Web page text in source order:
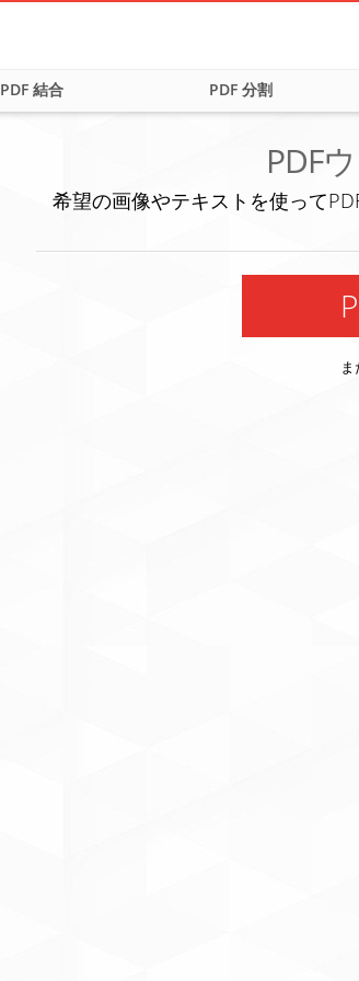
PDF 結合 PDF 分割
PDF
希望の画像やテキストを使って